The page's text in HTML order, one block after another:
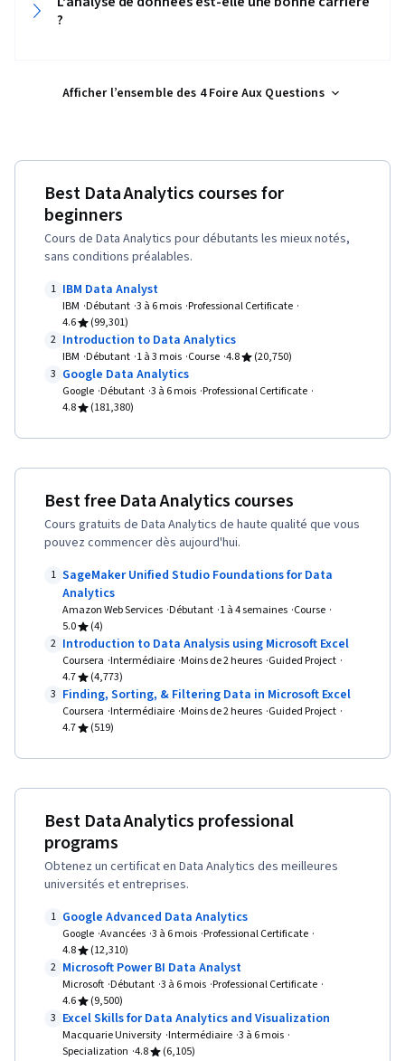
des données, Gestion des bases de données,
nuage, Outils de programmation informatique,
dispersion, Manipulation de données,
Traitement des données, Visualisation
scientifique, Transformation des données,
relationnelles, Gestion des bases de données,
Traitement des transactions, Procédure
stockée, Bases de données, Langages de
requête, Théorie des bases de données,
Accès aux données, Big Data, Transformation
Seaborn, Histogramme, Visualisation interactive
des données, Graphique, Information et
technologie géospatiales, Analyse des
données spatiales, Compétences en matière
d'entretien, Résolution de problèmes,
Développement professionnel, Communication,
Gestion de portefeuille, Présentations,
Expression orale, NumPy, Collecte de données,
Compétences analytiques, Compilation des
données
?
Afficher l’ensemble des 4 Foire Aux Questions
Best Data Analytics courses for
beginners
Cours de Data Analytics pour débutants les mieux notés,
sans conditions préalables.
1 IBM Data Analyst
IBM Débutant 3 à 6 mois Professional Certificate
4.6
(99,301)
2 Introduction to Data Analytics
IBM Débutant 1 à 3 mois Course 4.8
(20,750)
3 Google Data Analytics
Google Débutant 3 à 6 mois Professional Certificate
4.8
(181,380)
Best free Data Analytics courses
Cours gratuits de Data Analytics de haute qualité que vous
pouvez commencer dès aujourd'hui.
1 SageMaker Unified Studio Foundations for Data
Analytics
Amazon Web Services Débutant 1 à 4 semaines Course
5.0
(4)
2 Introduction to Data Analysis using Microsoft Excel
Coursera Intermédiaire Moins de 2 heures Guided Project
4.7
(4,773)
3 Finding, Sorting, & Filtering Data in Microsoft Excel
Coursera Intermédiaire Moins de 2 heures Guided Project
4.7
(519)
Best Data Analytics professional
programs
Obtenez un certificat en Data Analytics des meilleures
universités et entreprises.
1 Google Advanced Data Analytics
Google Avancées 3 à 6 mois Professional Certificate
4.8
(12,310)
2 Microsoft Power BI Data Analyst
Microsoft Débutant 3 à 6 mois Professional Certificate
4.6
(9,500)
3 Excel Skills for Data Analytics and Visualization
Macquarie University Intermédiaire 3 à 6 mois
Specialization 4.8 (6,105)